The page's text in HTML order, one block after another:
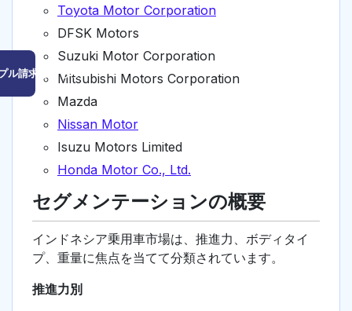
ル請求はこちら
Toyota Motor Corporation
DFSK Motors
Suzuki Motor Corporation
Mitsubishi Motors Corporation
Mazda
Nissan Motor
Isuzu Motors Limited
Honda Motor Co., Ltd.
セグメンテーションの概要
インドネシア乗用車市場は、推進力、ボディタイ
プ、重量に焦点を当てて分類されています。
推進力別